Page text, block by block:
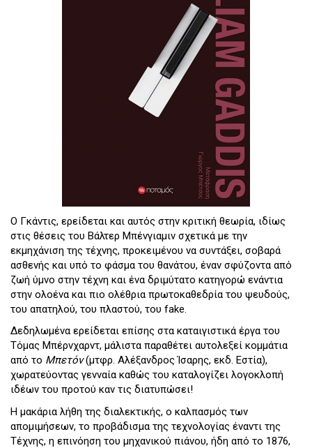
Ο Γκάντις, ερείδεται και αυτός στην κριτική θεωρία, ιδίως
στις θέσεις του Βάλτερ Μπένγιαμιν σχετικά με την
εκμηχάνιση της τέχνης, προκειμένου να συντάξει, σοβαρά
ασθενής και υπό το φάσμα του θανάτου, έναν σφύζοντα από
ζωή ύμνο στην τέχνη και ένα δριμύτατο κατηγορώ ενάντια
στην ολοένα και πιο ολέθρια πρωτοκαθεδρία του ψευδούς,
του απατηλού, του πλαστού, του fake.
Δεδηλωμένα ερείδεται επίσης στα καταιγιστικά έργα του
Τόμας Μπέρνχαρντ, μάλιστα παραθέτει αυτολεξεί κομμάτια
από το Μπετόν(μτφρ. Αλέξανδρος Ίσαρης, εκδ. Εστία),
χωρατεύοντας γενναία καθώς του καταλογίζει λογοκλοπή
ιδέων του προτού καν τις διατυπώσει!
Η μακάρια λήθη της διαλεκτικής, ο καλπασμός των
απομιμήσεων, το προβάδισμα της τεχνολογίας έναντι της
Τέχνης, η επινόηση του μηχανικού πιάνου, ήδη από το 1876,